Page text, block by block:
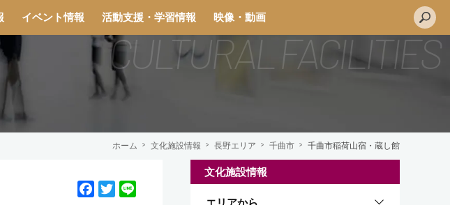
イベント情報 活動支援・学習情報 映像・動画
ホーム 文化施設情報 長野エリア 千曲市 千曲市稲荷山宿・蔵し館
F
T
文化施設情報
エリアから